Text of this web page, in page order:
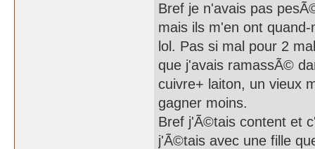
Bref je n'avais pas
mais ils m'en ont
lol. Pas si mal pour 2
que j'avais ramassÃ©
cuivre+ laiton, un vieux
gagner moins.
Bref j'Ã©tais content et
j'Ã©tais avec une fille